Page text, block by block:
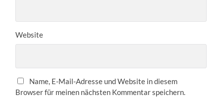
Website
Name, E-Mail-Adresse und Website in diesem
Browser für meinen nächsten Kommentar speichern.